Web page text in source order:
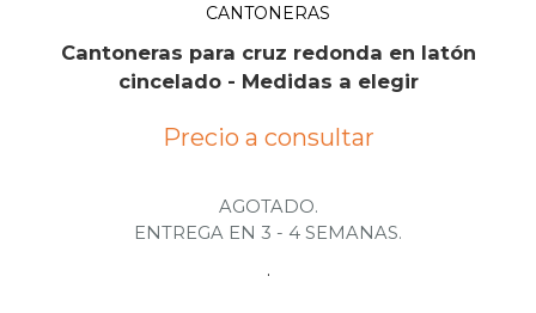
CANTONERAS
Cantoneras para cruz redonda en latón
cincelado - Medidas a elegir
Precio a consultar
AGOTADO.
ENTREGA EN 3 - 4 SEMANAS.
.